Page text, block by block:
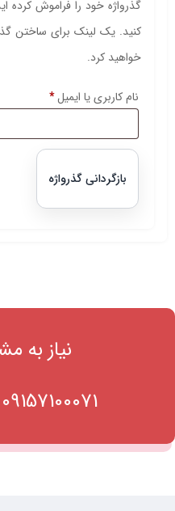
گذرواژه خود را فراموش کرده
کنید. یک لینک برای ساختن
خواهید کرد.
نام کاربری یا ایمیل*الزامی
بازگردانی گذرواژه
نیاز به
09157100071